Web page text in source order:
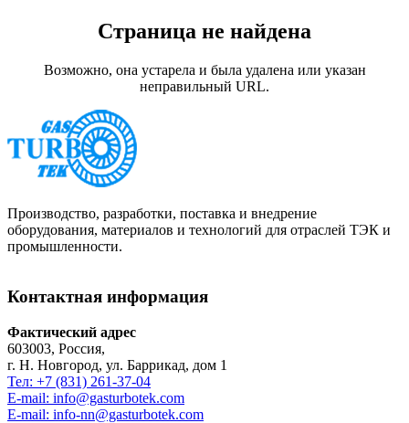
Страница не найдена
Возможно, она устарела и была удалена или указан
неправильный URL.
Производство, разработки, поставка и внедрение
оборудования, материалов и технологий для отраслей ТЭК и
промышленности.
Контактная информация
Фактический адрес
603003, Россия,
г. Н. Новгород, ул. Баррикад, дом 1
Тел: +7 (831) 261-37-04
E-mail: info@gasturbotek.com
E-mail: info-nn@gasturbotek.com